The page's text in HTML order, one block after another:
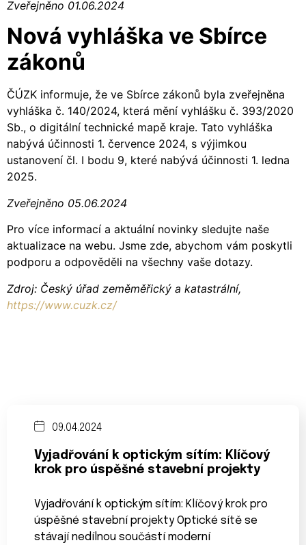
Zveřejněno 01.06.2024
Nová vyhláška ve Sbírce
zákonů
ČÚZK informuje, že ve Sbírce zákonů byla zveřejněna
vyhláška č. 140/2024, která mění vyhlášku č. 393/2020
Sb., o digitální technické mapě kraje. Tato vyhláška
nabývá účinnosti 1. července 2024, s výjimkou
ustanovení čl. I bodu 9, které nabývá účinnosti 1. ledna
2025.
Zveřejněno 05.06.2024
Pro více informací a aktuální novinky sledujte naše
aktualizace na webu. Jsme zde, abychom vám poskytli
podporu a odpověděli na všechny vaše dotazy.
Zdroj: Český úřad zeměměřický a katastrální,
https://www.cuzk.cz/
09.04.2024
Vyjadřování k optickým sítím: Klíčový
krok pro úspěšné stavební projekty
Vyjadřování k optickým sítím: Klíčový krok pro
úspěšné stavební projekty Optické sítě se
stávají nedílnou součástí moderní